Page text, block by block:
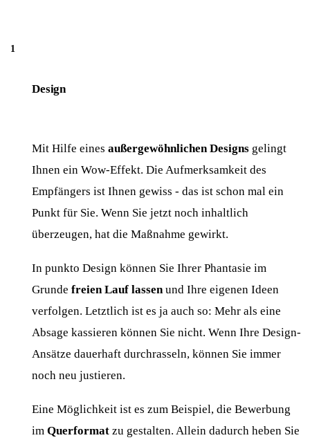
Design
Mit Hilfe einesaußergewöhnlichen Designs gelingt
Ihnen ein Wow-Effekt. Die Aufmerksamkeit des
Empfängers ist Ihnen gewiss - das ist schon mal ein
Punkt für Sie. Wenn Sie jetzt noch inhaltlich
überzeugen, hat die Maßnahme gewirkt.
In punkto Design können Sie Ihrer Phantasie im
Grundefreien Lauf lassen und Ihre eigenen Ideen
verfolgen. Letztlich ist es ja auch so: Mehr als eine
Absage kassieren können Sie nicht. Wenn Ihre Design-
Ansätze dauerhaft durchrasseln, können Sie immer
noch neu justieren.
Eine Möglichkeit ist es zum Beispiel, die Bewerbung
imQuerformat zu gestalten. Allein dadurch heben Sie